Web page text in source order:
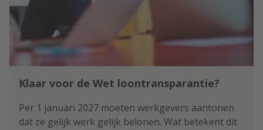
Klaar voor de Wet loontransparantie?
Per 1 januari 2027 moeten werkgevers aantonen
dat ze gelijk werk gelijk belonen. Wat betekent dit